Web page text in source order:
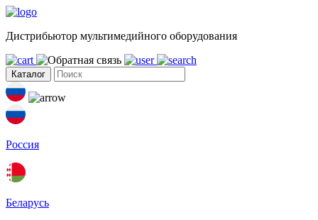
Дистрибьютор мультимедийного оборудования
Каталог
Россия
Беларусь